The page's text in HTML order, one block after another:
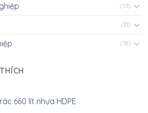
(113)
(33)
(78)
660 lít nhựa HDPE